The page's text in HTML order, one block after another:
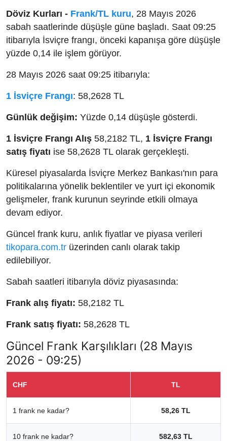
Döviz Kurları - Frank/TL kuru, 28 Mayıs 2026
sabah saatlerinde düşüşle güne başladı. Saat 09:25
itibarıyla İsviçre frangı, önceki kapanışa göre düşüşle
yüzde 0,14 ile işlem görüyor.
28 Mayıs 2026 saat 09:25 itibarıyla:
1 İsviçre Frangı: 58,2628 TL
Günlük değişim: Yüzde 0,14 düşüşle gösterdi.
1 İsviçre Frangı Alış 58,2182 TL, 1 İsviçre Frangı
satış fiyatı ise 58,2628 TL olarak gerçekleşti.
Küresel piyasalarda İsviçre Merkez Bankası'nın para
politikalarına yönelik beklentiler ve yurt içi ekonomik
gelişmeler, frank kurunun seyrinde etkili olmaya
devam ediyor.
Güncel frank kuru, anlık fiyatlar ve piyasa verileri
tikopara.com.tr üzerinden canlı olarak takip
edilebiliyor.
Sabah saatleri itibarıyla döviz piyasasında:
Frank alış fiyatı: 58,2182 TL
Frank satış fiyatı: 58,2628 TL
Güncel Frank Karşılıkları (28 Mayıs
2026 - 09:25)
CHF TL
1 frank ne kadar? 58,26 TL
10 frank ne kadar? 582,63 TL